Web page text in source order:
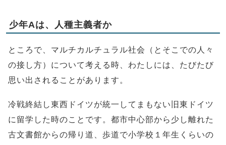
少年Aは、人種主義者か
ところで、マルチカルチュラル社会（とそこでの人々
の接し方）について考える時、わたしには、たびたび
思い出されることがあります。
冷戦終結し東西ドイツが統一してまもない旧東ドイツ
に留学した時のことです。都市中心部から少し離れた
古文書館からの帰り道、歩道で小学校１年生くらいの